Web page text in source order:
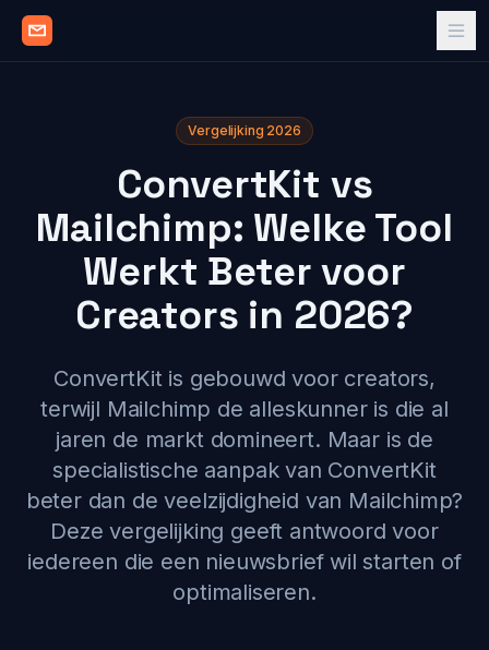
Vergelijking 2026
ConvertKit vs
Mailchimp: Welke Tool
Werkt Beter voor
Creators in 2026?
ConvertKit is gebouwd voor creators,
terwijl Mailchimp de alleskunner is die al
jaren de markt domineert. Maar is de
specialistische aanpak van ConvertKit
beter dan de veelzijdigheid van Mailchimp?
Deze vergelijking geeft antwoord voor
iedereen die een nieuwsbrief wil starten of
optimaliseren.